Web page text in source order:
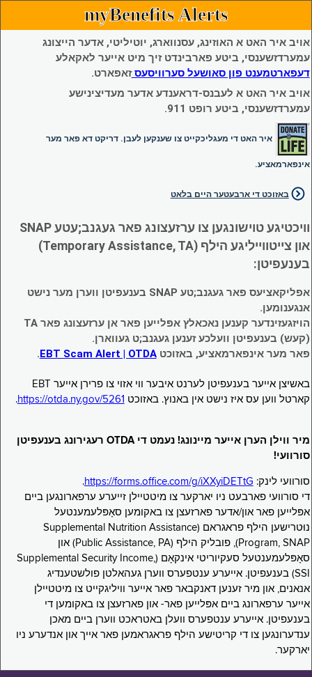
myBenefits Alerts
אויב איר האט א האוזינג, עסנווארג, יוטיליטי, אדער הייצונג
עמערדזשענסי, ביטע פארבינדט זיך מיט אייער לאקאלע
דעפארטמענט פון סאושעל סערוויסעסזאפארט.
אויב איר האט א לעבנס-דראענדע אדער מעדיצינישע
עמערדזשענסי, ביטע רופט 911.
איר האט די מעגליכקייט צו שענקען לעבן. דריקט דא פאר מער
אינפארמאציע.
באזוכט די ארבעטער היים בלאט
וויכטיגע טוישונגען צו ערזעצונג פאר געגנב;עטע SNAP
און צייטווייליגע הילף (Temporary Assistance, TA)
בענעפיטן:
אפליקאציעס פאר געגנב;טע SNAP בענעפיטן ווערן מער נישט
אנגענומען.
הויזגעזינדער קענען נאכאלץ אפּלייען פאר אן ערזעצונג פאר TA
(קעש) בענעפיטן וועלכע זענען געגנב;ט געווארן.
פאר מער אינפארמאציע, באזוכטEBT Scam Alert | OTDA
.
באשיצן אייער בענעפיטן לערנט איבער ווי אזוי צו פרירן אייער EBT
קארטל ווען עס איז נישט אין באנוץ. באזוכט https://otda.ny.gov/5261
.
מיר ווילן הערן אייער מיינונג! נעמט די OTDA רעגירונג בענעפיטן
סורוועי!
סורוועי לינק: https://forms.office.com/g/iXXyiDETtG
.
די סורוועי פארבעט ניו יארקער צו מיטטיילן זייערע ערפארונגען ביים
אפּלייען פאר און/אדער פארזעצן צו באקומען סאָפּלעמענטעל
נוּטרישען הילף פראגראם (Supplemental Nutrition Assistance
Program, SNAP), פובליק הילף (Public Assistance, PA) און
סאָפּלעמענטעל סעקיוריטי אינקאָם (Supplemental Security Income,
SSI) בענעפיטן. אייערע ענטפערס ווערן געהאלטן פולשטענדיג
אנאנים, און מיר זענען דאנקבאר פאר אייער וויליגקייט צו מיטטיילן
אייער ערפארונג ביים אפּלייען פאר- און פארזעצן צו באקומען די
בענעפיטן. אייערע ענטפערס וועלן באטראכט ווערן ביים מאכן
ענדערונגען צו די קריטישע הילף פראגראמען פאר אייך און אנדערע ניו
יארקער.